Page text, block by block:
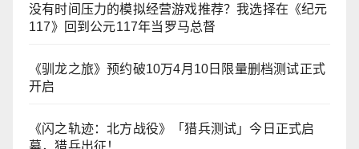
没有时间压力的模拟经营游戏推荐？我选择在《纪元
117》回到公元117年当罗马总督
《驯龙之旅》预约破10万4月10日限量删档测试正式
开启
《闪之轨迹：北方战役》「猎兵测试」今日正式启
幕，猎兵出征！